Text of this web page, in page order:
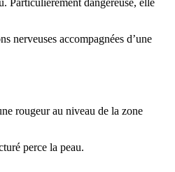
Particulièrement dangereuse, elle
nerveuses accompagnées d’une
rougeur au niveau de la zone
perce la peau.